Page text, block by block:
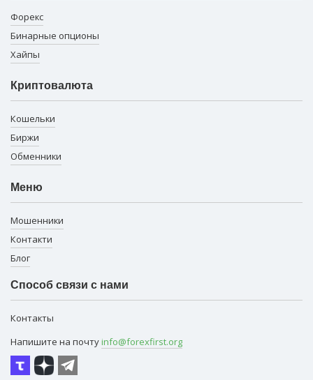
Форекс
Бинарные опционы
Хайпы
Криптовалюта
Кошельки
Биржи
Обменники
Меню
Мошенники
Контакти
Блог
Способ связи с нами
Контакты
Напишите на почту info@forexfirst.org